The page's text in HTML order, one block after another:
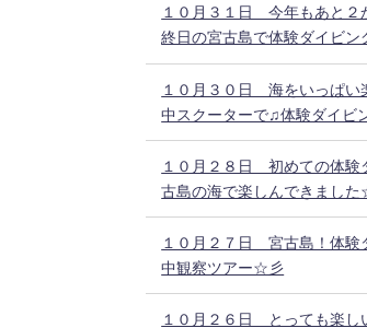
１０月３１日 今年もあと２
終日の宮古島で体験ダイビ
１０月３０日 海をいっぱい
中スクーターで♫体験ダイ
１０月２８日 初めての体験
古島の海で楽しんできまし
１０月２７日 宮古島！体験
中観察ツアー☆彡
１０月２６日 とっても楽し